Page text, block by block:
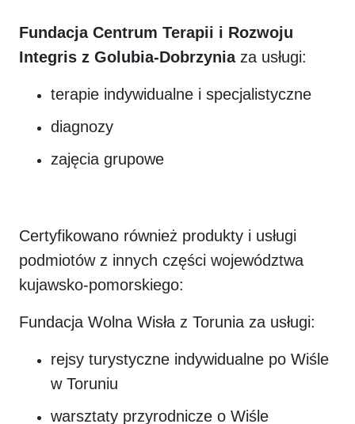
Fundacja Centrum Terapii i Rozwoju
Integris z Golubia-Dobrzyniaza usługi:
terapie indywidualne i specjalistyczne
diagnozy
zajęcia grupowe
Certyfikowano również produkty i usługi
podmiotów z innych części województwa
kujawsko-pomorskiego:
Fundacja Wolna Wisła z Torunia za usługi:
rejsy turystyczne indywidualne po Wiśle
w Toruniu
warsztaty przyrodnicze o Wiśle